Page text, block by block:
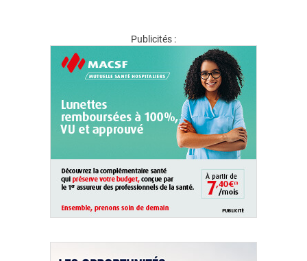
Publicités :